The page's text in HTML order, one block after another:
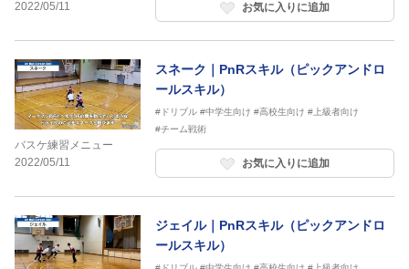
2022/05/11 お気に入りに追加
バスケ練習メニュー
2022/05/11
スネーク｜PnRスキル（ピックアンドロ
ールスキル）
#ドリブル #中学生向け #高校生向け #上級者向け
#チーム戦術
お気に入りに追加
ジェイル｜PnRスキル（ピックアンドロ
ールスキル）